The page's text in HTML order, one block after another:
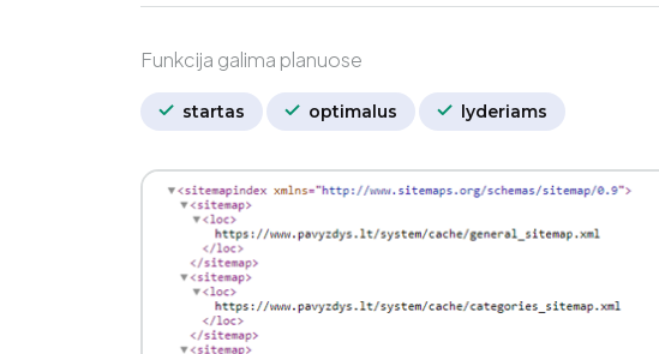
Funkcija galima planuose
startas optimalus lyderiams